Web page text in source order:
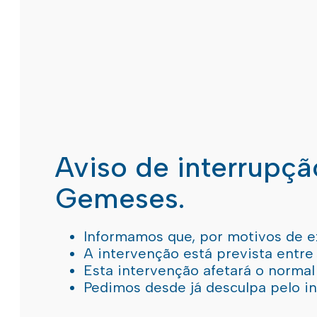
Aviso de
Gemeses.
Informamos que, por motivos de
A intervenção está prevista entre
Esta intervenção afetará o
Pedimos desde já desculpa pelo